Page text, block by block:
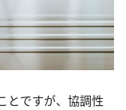
とですが、協調性